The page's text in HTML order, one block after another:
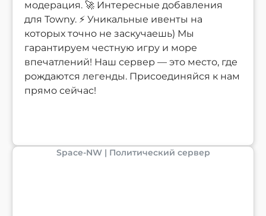
модерация. 🚀 Интересные добавления
для Towny. ⚡ Уникальные ивенты на
которых точно не заскучаешь) Мы
гарантируем честную игру и море
впечатлений! Наш сервер — это место, где
рождаются легенды. Присоединяйся к нам
прямо сейчас!
Space-NW | Политический сервер